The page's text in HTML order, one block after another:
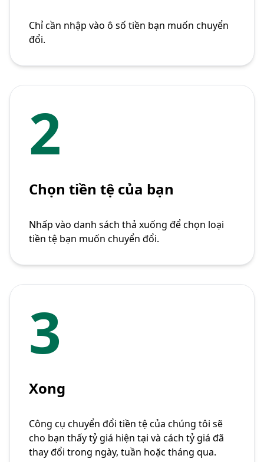
Chỉ cần nhập vào ô số tiền bạn muốn chuyển
đổi.
2
Chọn tiền tệ của bạn
Nhấp vào danh sách thả xuống để chọn loại
tiền tệ bạn muốn chuyển đổi.
3
Xong
Công cụ chuyển đổi tiền tệ của chúng tôi sẽ
cho bạn thấy tỷ giá hiện tại và cách tỷ giá đã
thay đổi trong ngày, tuần hoặc tháng qua.